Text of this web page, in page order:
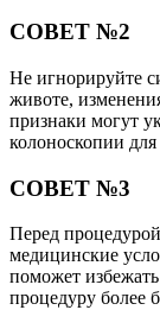
СОВЕТ №2
Не игнорируйте
животе,
признаки могут
колоноскопии
СОВЕТ №3
Перед
медицинские
поможет
процедуру более